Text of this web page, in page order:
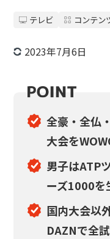
テレビ コンテン
2023年7月6日
全豪・全仏
大会を
男子はATP
ーズ1000を
国内大会以
DAZNで全